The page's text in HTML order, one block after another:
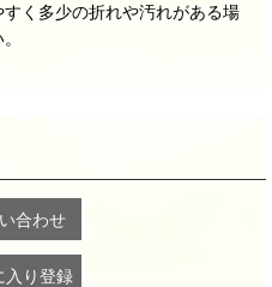
く多少の折れや汚れがある場
合わせ
入り登録